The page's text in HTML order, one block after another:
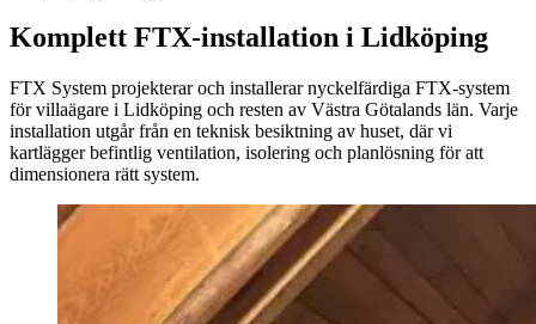
Komplett FTX-installation i Lidköping
FTX System projekterar och installerar nyckelfärdiga FTX-system
för villaägare i Lidköping och resten av Västra Götalands län. Varje
installation utgår från en teknisk besiktning av huset, där vi
kartlägger befintlig ventilation, isolering och planlösning för att
dimensionera rätt system.